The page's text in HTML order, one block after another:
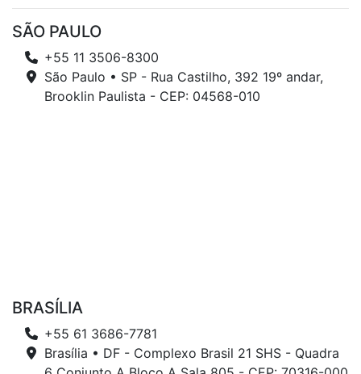
SÃO PAULO
+55 11 3506-8300
São Paulo • SP - Rua Castilho, 392 19º andar,
Brooklin Paulista - CEP: 04568-010
BRASÍLIA
+55 61 3686-7781
Brasília • DF - Complexo Brasil 21 SHS - Quadra